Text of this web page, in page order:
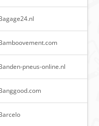
pneus-online.nl